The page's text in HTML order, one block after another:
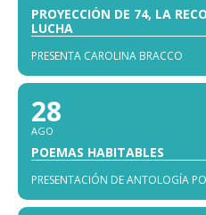
PROYECCIÓN DE 74, LA
LUCHA
PRESENTA CAROLINA BRACCO
28
AGO
POEMAS HABITABLES
PRESENTACIÓN DE ANTOLOGÍA